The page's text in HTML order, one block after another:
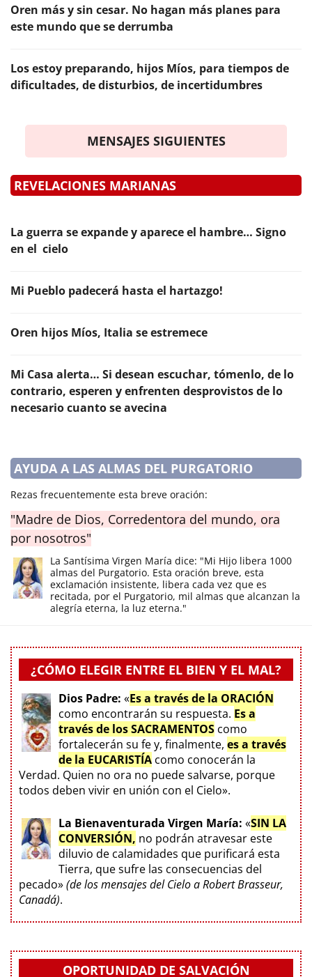
Oren más y sin cesar. No hagan más planes para
este mundo que se derrumba
Los estoy preparando, hijos Míos, para tiempos de
dificultades, de disturbios, de incertidumbres
MENSAJES SIGUIENTES
REVELACIONES MARIANAS
La guerra se expande y aparece el hambre… Signo
en el cielo
Mi Pueblo padecerá hasta el hartazgo!
Oren hijos Míos, Italia se estremece
Mi Casa alerta… Si desean escuchar, tómenlo, de lo
contrario, esperen y enfrenten desprovistos de lo
necesario cuanto se avecina
AYUDA A LAS ALMAS DEL PURGATORIO
Rezas frecuentemente esta breve oración:
"Madre de Dios, Corredentora del mundo, ora
por nosotros"
La Santísima Virgen María dice: "Mi Hijo libera 1000
almas del Purgatorio. Esta oración breve, esta
exclamación insistente, libera cada vez que es
recitada, por el Purgatorio, mil almas que alcanzan la
alegría eterna, la luz eterna."
¿CÓMO ELEGIR ENTRE EL BIEN Y EL MAL?
Dios Padre: «Es a través de la ORACIÓN
como encontrarán su respuesta. Es a
través de los SACRAMENTOS como
fortalecerán su fe y, finalmente, es a través
de la EUCARISTÍA como conocerán la
Verdad. Quien no ora no puede salvarse, porque
todos deben vivir en unión con el Cielo».
La Bienaventurada Virgen María: «SIN LA
CONVERSIÓN, no podrán atravesar este
diluvio de calamidades que purificará esta
Tierra, que sufre las consecuencias del
pecado»(de los mensajes del Cielo a Robert Brasseur,
Canadá).
OPORTUNIDAD DE SALVACIÓN